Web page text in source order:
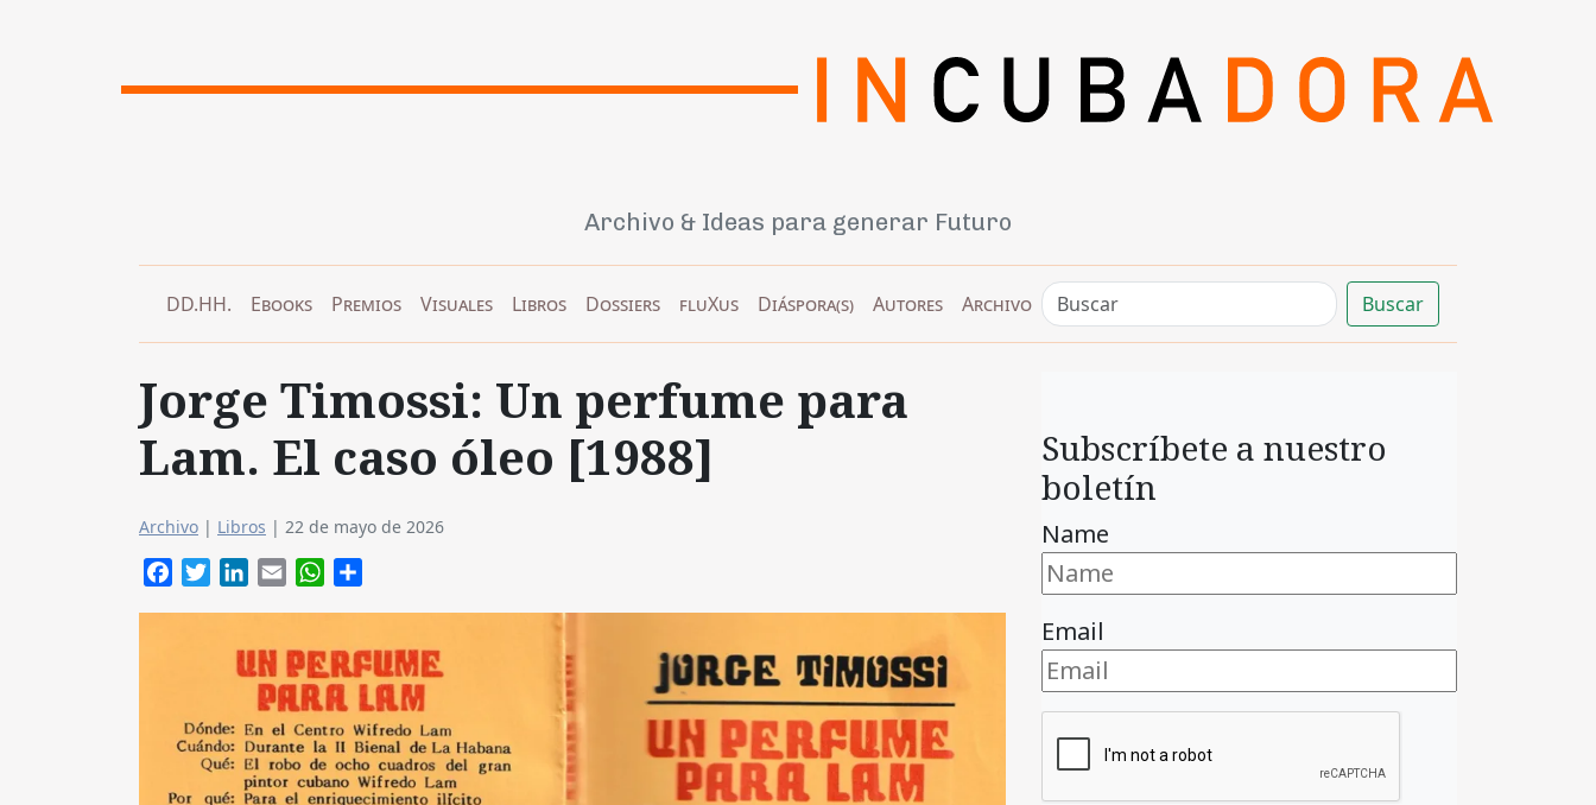
Archivo & Ideas para generar Futuro
DD.HH. Ebooks Premios Visuales Libros Dossiers fluXus Diáspora(s) Autores Archivo Buscar
Jorge Timossi: Un perfume para
Lam. El caso óleo [1988]
Archivo | Libros | 22 de mayo de 2026
FacebookTwitterLinkedIn
Email WhatsApp
Subscríbete a nuestro
boletín
Name
Email